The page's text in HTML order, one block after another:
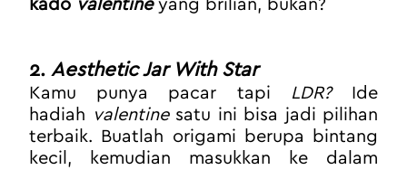
kado valentine yang brilian, bukan?
2. Aesthetic Jar With Star
Kamu punya pacar tapi LDR? Ide
hadiah valentine satu ini bisa jadi pilihan
terbaik. Buatlah origami berupa bintang
kecil, kemudian masukkan ke dalam